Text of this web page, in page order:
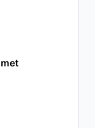
en
je hem
directe
kabeltype